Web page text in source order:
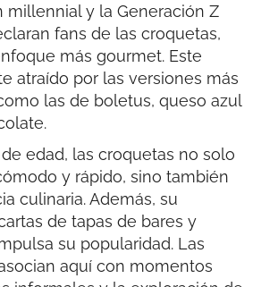
millennial y la Generación Z
fans de las croquetas,
más gourmet. Este
atraído por las versiones más
las de boletus, queso azul
edad, las croquetas no solo
y rápido, sino también
culinaria. Además, su
de tapas de bares y
su popularidad. Las
aquí con momentos